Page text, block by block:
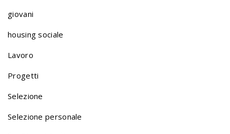
o
n
giovani
housing sociale
Lavoro
Progetti
Selezione
Selezione personale